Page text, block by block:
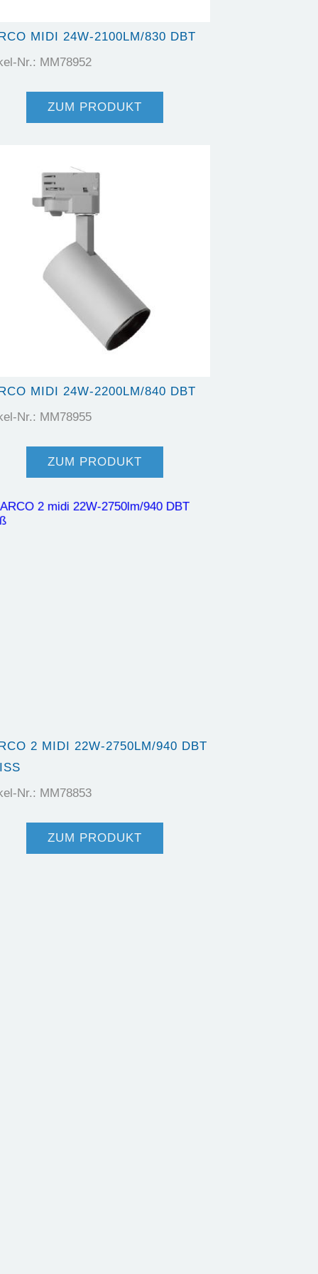
MIDI 24W-2100LM/830 DBT
Nr.: MM78952
ZUM PRODUKT
MIDI 24W-2200LM/840 DBT
Nr.: MM78955
ZUM PRODUKT
2 MIDI 22W-2750LM/940 DBT
Nr.: MM78853
ZUM PRODUKT